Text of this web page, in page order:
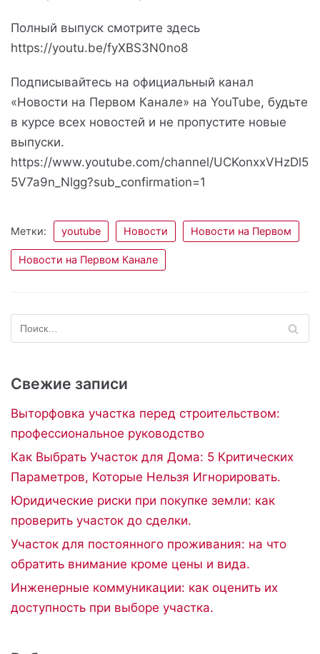
Полный выпуск смотрите здесь
https://youtu.be/fyXBS3N0no8
Подписывайтесь на официальный канал
«Новости на Первом Канале» на YouTube, будьте
в курсе всех новостей и не пропустите новые
выпуски.
https://www.youtube.com/channel/UCKonxxVHzDl5
5V7a9n_Nlgg?sub_confirmation=1
Метки: youtube Новости Новости на Первом
Новости на Первом Канале
Свежие записи
Выторфовка участка перед строительством:
профессиональное руководство
Как Выбрать Участок для Дома: 5 Критических
Параметров, Которые Нельзя Игнорировать.
Юридические риски при покупке земли: как
проверить участок до сделки.
Участок для постоянного проживания: на что
обратить внимание кроме цены и вида.
Инженерные коммуникации: как оценить их
доступность при выборе участка.